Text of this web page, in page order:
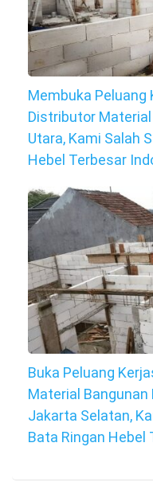
Membuka Peluang
Distributor
Utara, Kami Salah
Hebel Terbesar
Buka Peluang
Material Bangunan
Jakarta Selatan,
Bata Ringan Hebel